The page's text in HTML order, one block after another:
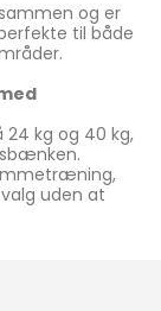
og er
til både
kg og 40 kg,
uden at